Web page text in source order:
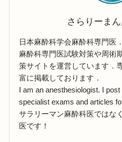
さらりーま
日本麻酔科学会麻酔科専門医
麻酔科専門医試験対策や周術
策サイトを運営しています．
富に掲載しております．
I am an anesthesiologist. I
specialist exams and articles
サラリーマン麻酔科医ではな
医です！